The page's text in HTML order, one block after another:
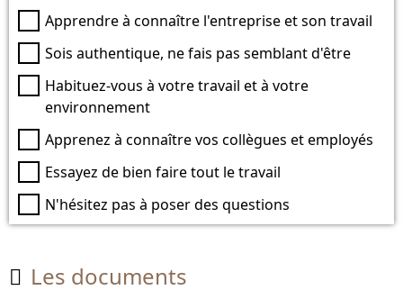
Apprendre à connaître l'entreprise et son travail
Sois authentique, ne fais pas semblant d'être
Habituez-vous à votre travail et à votre
environnement
Apprenez à connaître vos collègues et employés
Essayez de bien faire tout le travail
N'hésitez pas à poser des questions
 Les documents